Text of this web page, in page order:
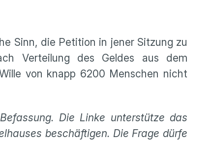
Sinn, die Petition in jener Sitzung zu
Verteilung des Geldes aus dem
von knapp 6200 Menschen nicht
Die Linke unterstütze das
beschäftigen. Die Frage dürfe